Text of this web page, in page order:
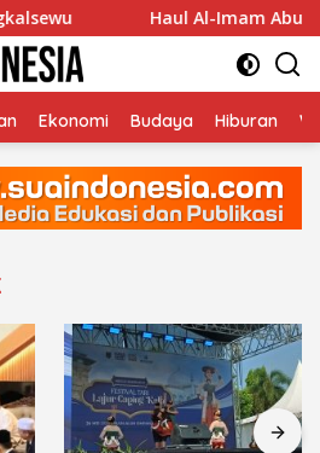
Haul Al-Imam Abul
Ekonomi Budaya Hiburan